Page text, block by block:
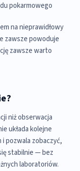
pokarmowego
na nieprawidłowy
zawsze powoduje
zawsze warto
niż obserwacja
układa kolejne
pozwala zobaczyć,
stabilnie — bez
laboratoriów.